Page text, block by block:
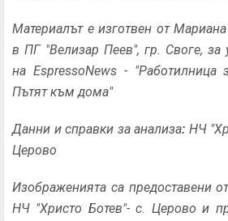
Материалът е изготвен от
в ПГ "Велизар Пеев", гр. Своге, за
на EspressoNews - "Работилница
Пътят към дома"
Данни и справки за анализа: НЧ
Церово
Изображенията са предоставени
НЧ "Христо Ботев"- с. Церово и